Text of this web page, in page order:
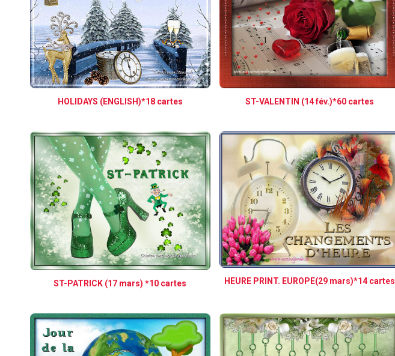
HOLIDAYS (ENGLISH)*18 cartes ST-VALENTIN (14 fév.)*60 cartes
ST-PATRICK (17 mars) *10 cartes HEURE PRINT. EUROPE(29 mars)*14 cartes